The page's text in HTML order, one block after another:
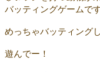
バッティングゲームで
めっちゃバッティング
遊んでー！